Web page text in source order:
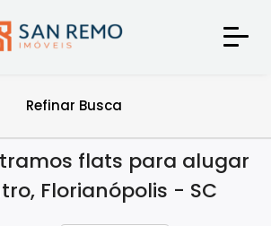
Refinar Busca
flats para alugar
Florianópolis - SC